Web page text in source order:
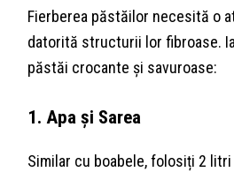
Fierberea păstăilor necesită o
datorită structurii lor fibroase.
păstăi crocante și savuroase:
1. Apa și Sarea
Similar cu boabele, folosiți 2 litri